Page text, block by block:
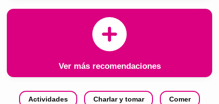
Ver más recomendaciones
Actividades Charlar y tomar Comer